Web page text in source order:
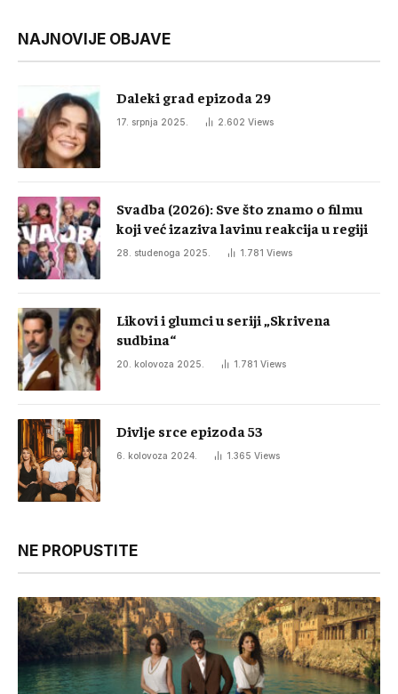
NAJNOVIJE OBJAVE
Daleki grad epizoda 29
17. srpnja 2025. 2.602 Views
Svadba (2026): Sve što znamo o filmu
koji već izaziva lavinu reakcija u regiji
28. studenoga 2025. 1.781 Views
Likovi i glumci u seriji „Skrivena
sudbina“
20. kolovoza 2025. 1.781 Views
Divlje srce epizoda 53
6. kolovoza 2024. 1.365 Views
NE PROPUSTITE